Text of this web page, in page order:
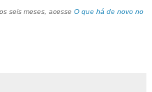
seis meses, acesse O que há de novo no